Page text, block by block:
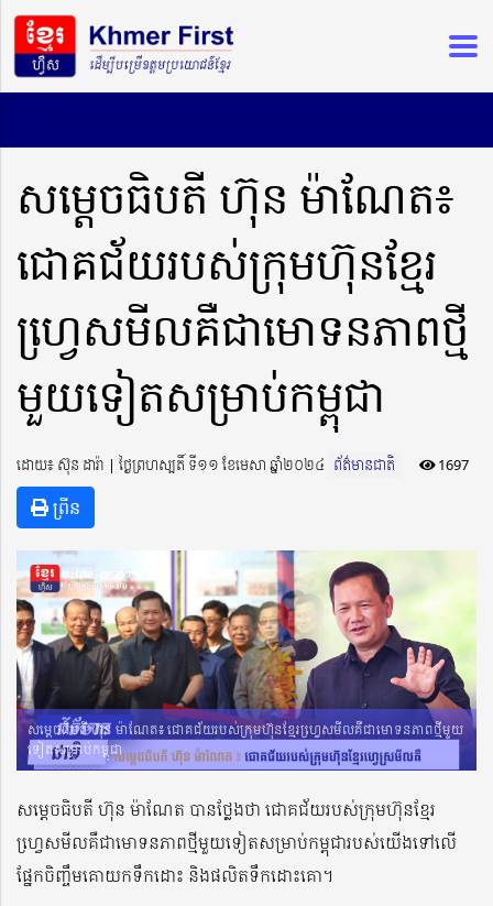
សម្តេចធិបតី ហ៊ុន ម៉ាណែត៖
ជោគជ័យរបស់ក្រុមហ៊ុនខ្មែរ
ហ្វេ្រសមីលគឺជាមោទនភាពថ្មី
មួយទៀតសម្រាប់កម្ពុជា
ដោយ៖ ស៊ុន ដារ៉ា ​​ | ថ្ងៃព្រហស្បតិ៍ ទី១១ ខែមេសា ឆ្នាំ២០២៤ ព័ត៌មានជាតិ 1697
ព្រីន
សម្តេចធិបតី ហ៊ុន ម៉ាណែត៖ ជោគជ័យរបស់ក្រុមហ៊ុនខ្មែរហ្វេ្រសមីលគឺជាមោទនភាពថ្មីមួយ
ទៀតសម្រាប់កម្ពុជា
សម្តេចធិបតី ហ៊ុន ម៉ាណែត បានថ្លែងថា ជោគជ័យរបស់ក្រុមហ៊ុនខ្មែរ
ហ្វេ្រសមីលគឺជាមោទនភាពថ្មីមួយទៀតសម្រាប់កម្ពុជារបស់យើងទៅលើ
ផ្នែកចិញ្ចឹមគោយកទឹកដោះ និងផលិតទឹកដោះគោ។